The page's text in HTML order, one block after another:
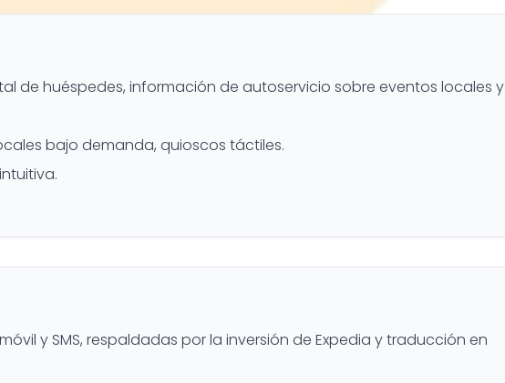
de huéspedes, información de autoservicio sobre eventos locales y
bajo demanda, quioscos táctiles.
y SMS, respaldadas por la inversión de Expedia y traducción en